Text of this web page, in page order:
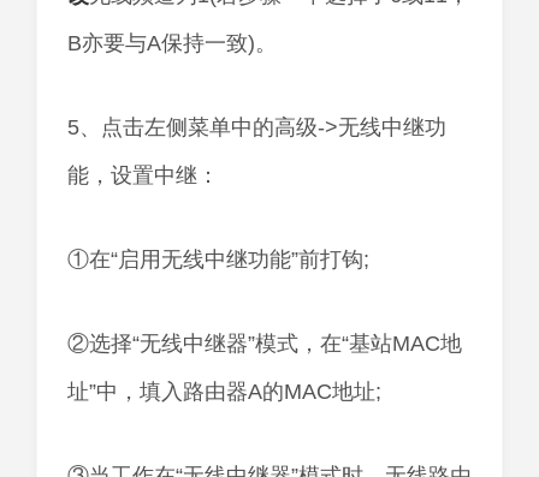
B亦要与A保持一致)。
5、点击左侧菜单中的高级->无线中继功
能，设置中继：
①在“启用无线中继功能”前打钩;
②选择“无线中继器”模式，在“基站MAC地
址”中，填入路由器A的MAC地址;